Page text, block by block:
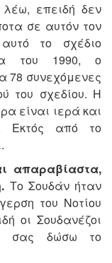
επειδή δεν
σε αυτόν τον
το σχέδιο
του 1990, ο
78 συνεχόμενες
του σχεδίου. Η
είναι ιερά και
Εκτός από το
απαραβίαστα,
Το Σουδάν ήταν
του Νοτίου
οι Σουδανέζοι
σας δώσω το